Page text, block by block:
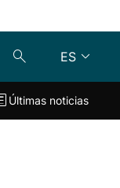
ES
En directo
Últimas noticias